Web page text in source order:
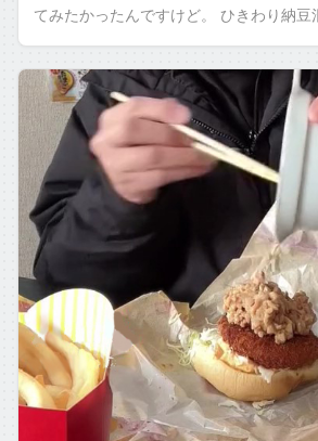
てみたかったんですけど。 ひきわり納豆